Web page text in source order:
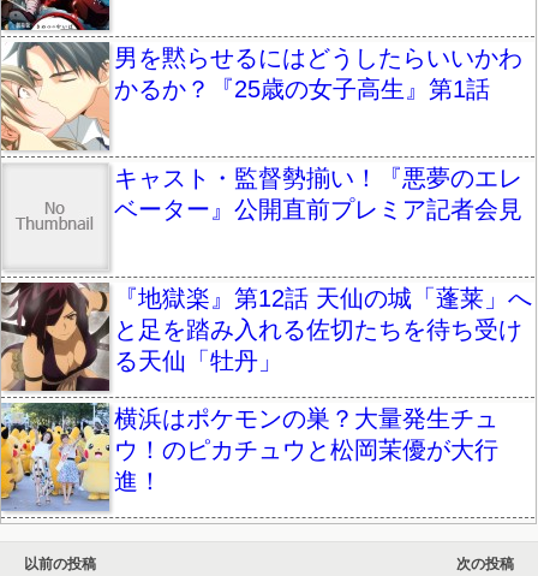
男を黙らせるにはどうしたらいいかわ
かるか？『25歳の女子高生』第1話
キャスト・監督勢揃い！『悪夢のエレ
ベーター』公開直前プレミア記者会見
『地獄楽』第12話 天仙の城「蓬莱」へ
と足を踏み入れる佐切たちを待ち受け
る天仙「牡丹」
横浜はポケモンの巣？大量発生チュ
ウ！のピカチュウと松岡茉優が大行
進！
以前の投稿
次の投稿